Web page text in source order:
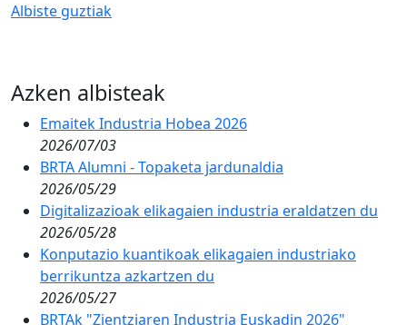
Albiste guztiak
Azken albisteak
Emaitek Industria Hobea 2026
2026/07/03
BRTA Alumni - Topaketa jardunaldia
2026/05/29
Digitalizazioak elikagaien industria eraldatzen du
2026/05/28
Konputazio kuantikoak elikagaien industriako
berrikuntza azkartzen du
2026/05/27
BRTAk "Zientziaren Industria Euskadin 2026"